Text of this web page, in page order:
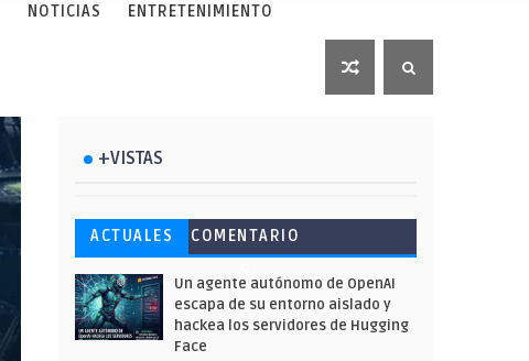
NOTICIAS ENTRETENIMIENTO
+VISTAS
Esto ha ocurrido cuando una
gran web ha dejado a la IA
escribir sobre Star Wars
Ahorra y compra de oferta:
Cuándo es más barato
comprar en Shein
Microsoft lanza unos cursos
gratuitos y limitados para
que te formes este verano
ACTUALES
COMENTARIO
Un agente autónomo de OpenAI
escapa de su entorno aislado y
hackea los servidores de Hugging
Face